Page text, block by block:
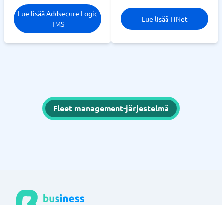
Lue lisää Addsecure Logic
TMS
Lue lisää TiNet
Fleet management-järjestelmä